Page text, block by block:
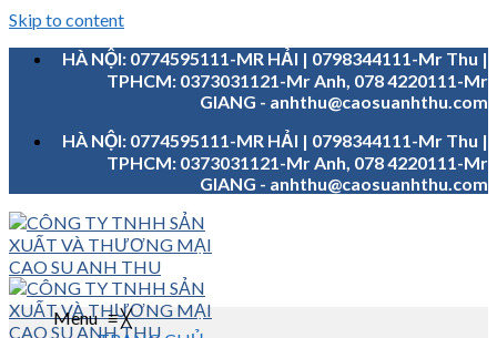
Skip to content
HÀ NỘI: 0774595111-MR HẢI | 0798344111-Mr Thu |
TPHCM: 0373031121-Mr Anh, 078 4220111-Mr
GIANG - anhthu@caosuanhthu.com
HÀ NỘI: 0774595111-MR HẢI | 0798344111-Mr Thu |
TPHCM: 0373031121-Mr Anh, 078 4220111-Mr
GIANG - anhthu@caosuanhthu.com
Menu≡╳